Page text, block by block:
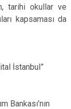
tarihi okullar ve
kapsaması da
İstanbul”
Bankası’nın